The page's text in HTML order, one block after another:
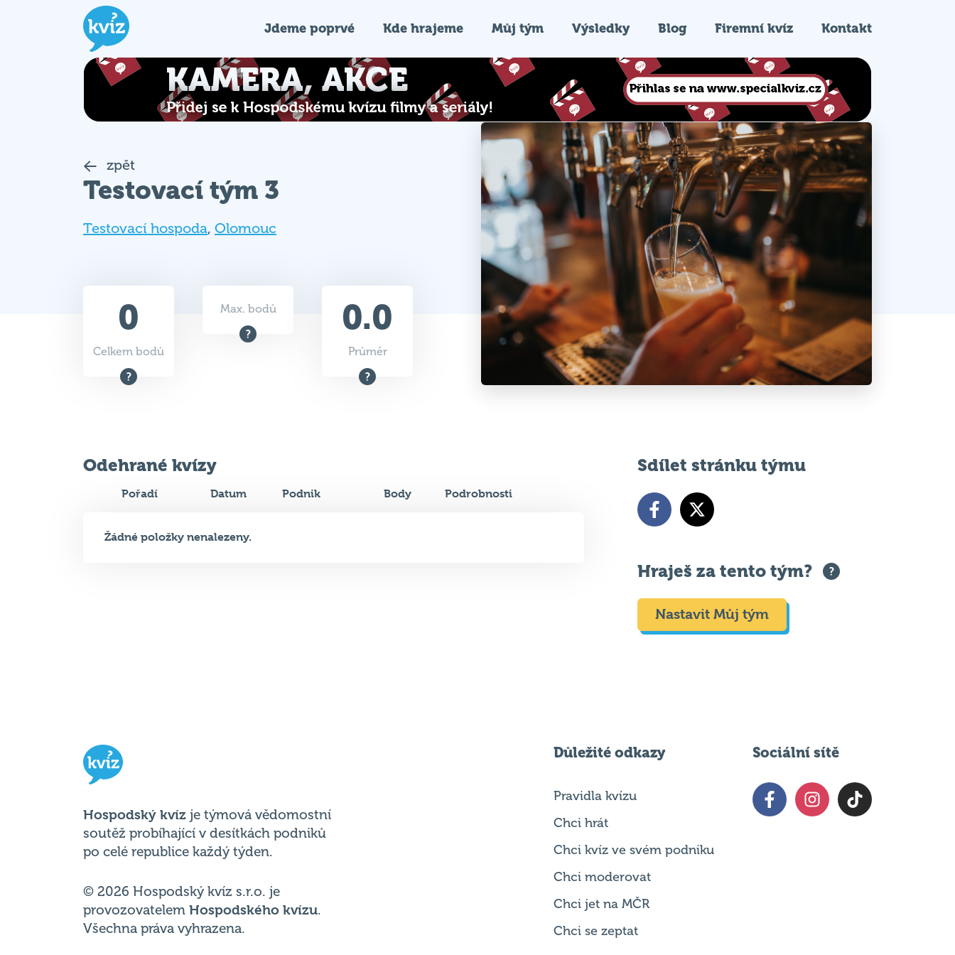
Jdeme poprvé Kde hrajeme Můj tým Výsledky Blog Firemní kvíz Kontakt
zpět
Testovací tým 3
Testovací hospoda, Olomouc
0
Celkem bodů
Max. bodů 0.0
Průměr
Odehrané kvízy
Pořadí Datum Podnik Body Podrobnosti
Žádné položky nenalezeny.
Sdílet stránku týmu
Hraješ za tento tým?
Nastavit Můj tým
Hospodský kvíz je týmová vědomostní
soutěž probíhající v desítkách podniků
po celé republice každý týden.
© 2026 Hospodský kvíz s.r.o. je
provozovatelem Hospodského kvízu.
Všechna práva vyhrazena.
Důležité odkazy
Pravidla kvízu
Chci hrát
Chci kvíz ve svém podniku
Chci moderovat
Chci jet na MČR
Chci se zeptat
Sociální sítě